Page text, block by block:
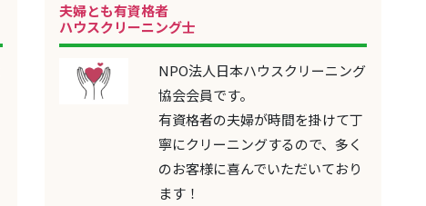
夫婦とも有資格者
ハウスクリーニング士
NPO法人日本ハウスクリーニング
協会会員です。
有資格者の夫婦が時間を掛けて丁
寧にクリーニングするので、多く
のお客様に喜んでいただいており
ます！